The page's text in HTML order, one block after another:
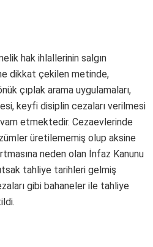
hak ihlallerinin salgın
dikkat çekilen metinde,
çıplak arama uygulamaları,
keyfi disiplin cezaları verilmesi
etmektedir. Cezaevlerinde
üretilememiş olup aksine
neden olan İnfaz Kanunu
tahliye tarihleri gelmiş
gibi bahaneler ile tahliye